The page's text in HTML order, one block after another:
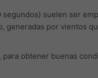
suelen ser
generadas por vientos
obtener buenas